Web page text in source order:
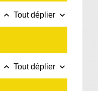
keyboard_arrow_up Tout déplier keyboard_arrow_down
keyboard_arrow_up Tout déplier keyboard_arrow_down